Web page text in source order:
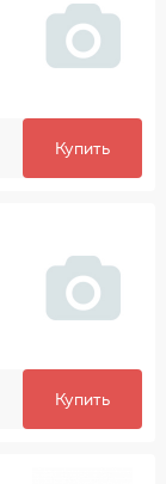
Купить
Купить